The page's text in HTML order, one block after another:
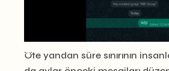
Öte yandan süre sınırının